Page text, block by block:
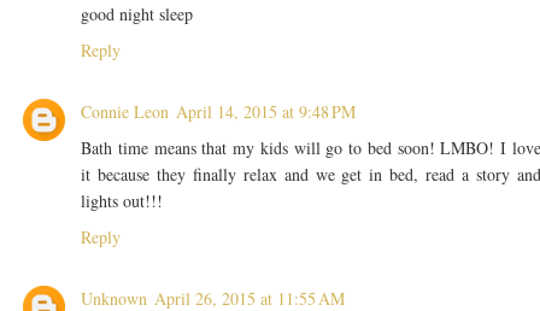
good night sleep
Reply
Connie Leon April 14, 2015 at 9:48 PM
Bath time means that my kids will go to bed soon! LMBO! I
it because they finally relax and we get in bed, read a story
lights out!!!
Reply
Unknown April 26, 2015 at 11:55 AM